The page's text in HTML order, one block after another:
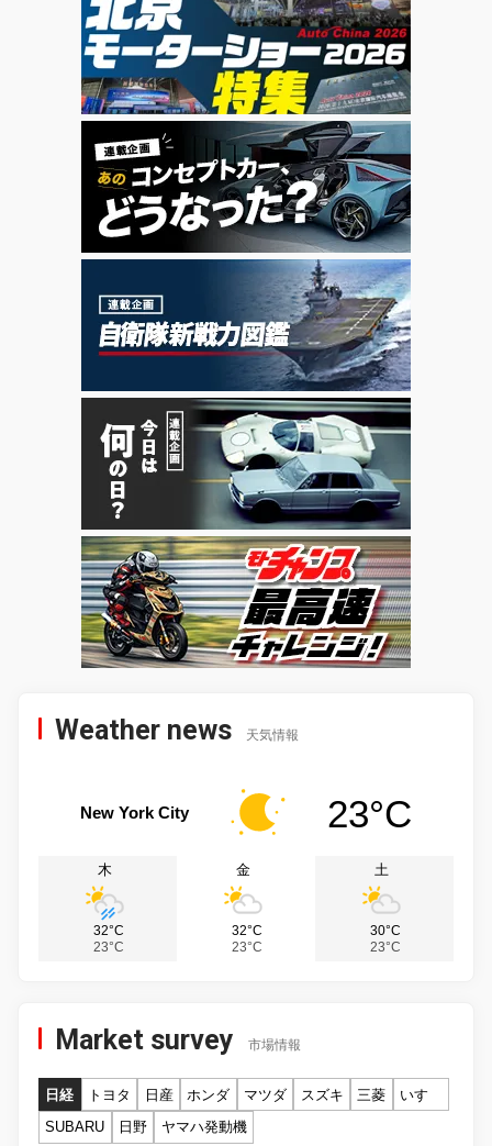
Weather news 天気情報
New York City 23°C
木
32°C
23°C
金
32°C
23°C
土
30°C
23°C
Market survey 市場情報
日経 トヨタ 日産 ホンダ マツダ スズキ 三菱
いすゞ
SUBARU
日野 ヤマハ発動機